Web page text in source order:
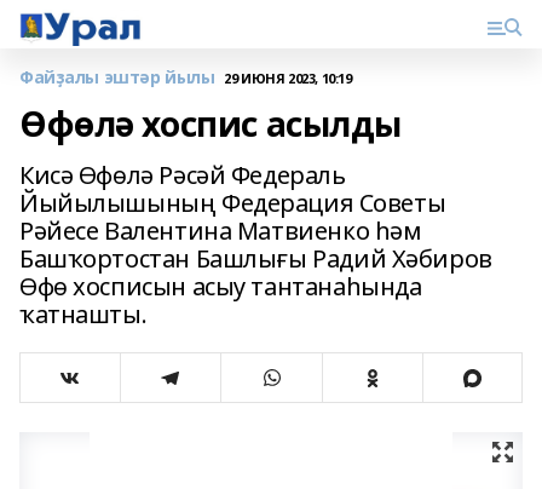
Файҙалы эштәр йылы 29 ИЮНЯ 2023, 10:19
Өфөлә хоспис асылды
Кисә Өфөлә Рәсәй Федераль
Йыйылышының Федерация Советы
Рәйесе Валентина Матвиенко һәм
Башҡортостан Башлығы Радий Хәбиров
Өфө хосписын асыу тантанаһында
ҡатнашты.